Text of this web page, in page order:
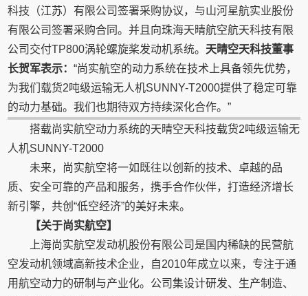
科技（江苏）有限公司签署采购协议，与山河星航实业股份
有限公司签署采购合同。并且向珠海天晴航空航天科技有限
公司交付TP800涡轮螺旋桨发动机系统。 天晴空天科技董事
长贺军表示：“尚实航空的动力系统在技术上具备领先优势，
为我们载货2吨级运输无人机SUNNY-T2000提供了稳定可靠
的动力基础。我们也期待双方持续深化合作。”
搭载尚实航空动力系统的天晴空天科技载货2吨级运输无
人机SUNNY-T2000
未来，尚实航空将一如既往以创新的技术、卓越的品
质、安全可靠的产品和服务，携手合作伙伴，打造经济增长
新引擎，共创“低空经济”的美好未来。
【关于尚实航空】
上海尚实航空发动机股份有限公司是国内稀缺的民营航
空发动机领域高新技术企业，自2010年成立以来，专注于通
用航空动力的研制与产业化。公司集设计研发、生产制造、